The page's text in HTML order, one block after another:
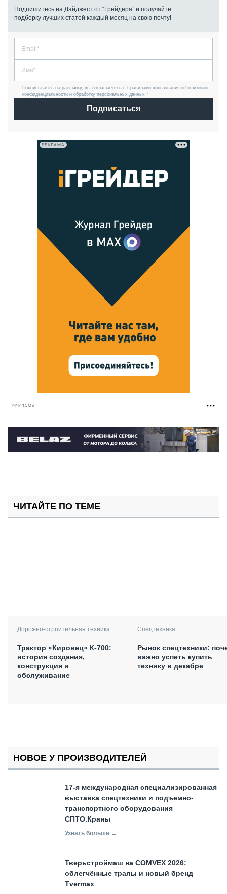
Подпишитесь на Дайджест от “Грейдера” и получайте
подборку лучших статей каждый месяц на свою почту!
Подписываясь на рассылку, вы соглашаетесь с Правилами пользования и Политикой
конфиденциальности и обработку персональных данных *
Подписаться
РЕКЛАМА
РЕКЛАМА
ЧИТАЙТЕ ПО ТЕМЕ
Дорожно-строительная техника
Трактор «Кировец» К-700:
история создания,
конструкция и
обслуживание
Спецтехника
Рынок спецтехники:
важно успеть купить
технику в декабре
НОВОЕ У ПРОИЗВОДИТЕЛЕЙ
17-я международная специализированная
выставка спецтехники и подъемно-
транспортного оборудования
СПТО.Краны
Узнать больше →
Тверьстроймаш на COMVEX 2026:
облегчённые тралы и новый бренд
Tvermax